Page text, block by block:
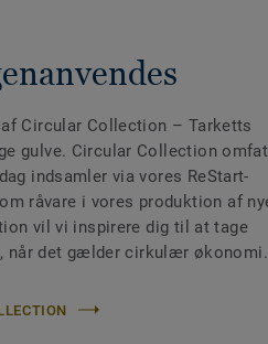
Circular Collection – Tarketts
gulve. Circular Collection
indsamler via vores ReStart-
råvare i vores produktion af
vil vi inspirere dig til at tage
når det gælder cirkulær økonomi.